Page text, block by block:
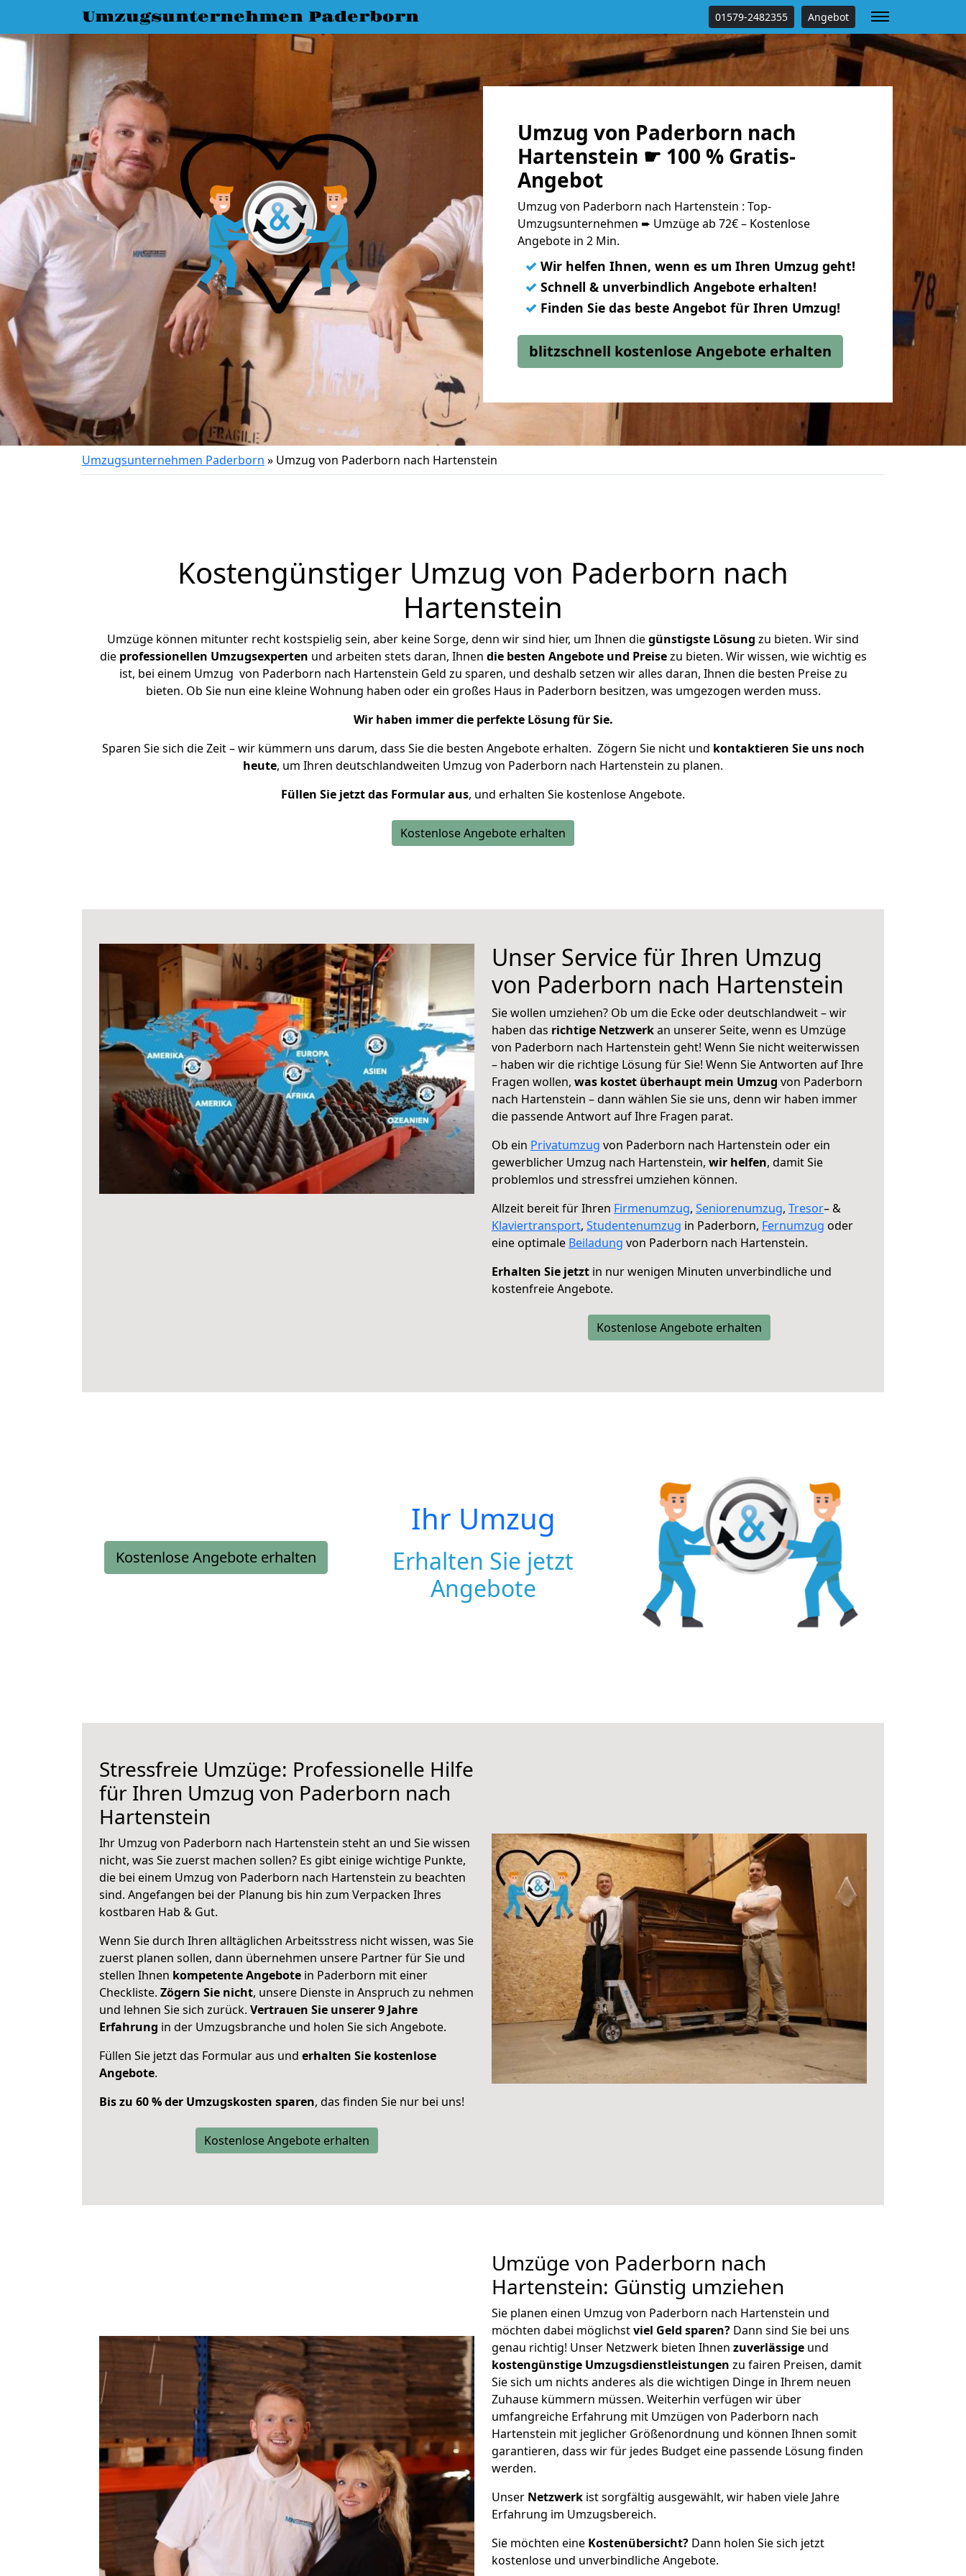
Umzugsunternehmen Paderborn 01579-2482355 Angebot
Umzug von Paderborn nach
Hartenstein ☛ 100 % Gratis-
Angebot
Umzug von Paderborn nach Hartenstein : Top-
Umzugsunternehmen ➨ Umzüge ab 72€ – Kostenlose
Angebote in 2 Min.
✓ Wir helfen Ihnen, wenn es um Ihren Umzug geht!
✓ Schnell & unverbindlich Angebote erhalten!
✓ Finden Sie das beste Angebot für Ihren Umzug!
blitzschnell kostenlose Angebote erhalten
Umzugsunternehmen Paderborn » Umzug von Paderborn nach Hartenstein
Kostengünstiger Umzug von Paderborn nach
Hartenstein
Umzüge können mitunter recht kostspielig sein, aber keine Sorge, denn wir sind hier, um Ihnen diegünstigste Lösung zu bieten. Wir sind
die professionellen Umzugsexperten und arbeiten stets daran, Ihnen die besten Angebote und Preisezu bieten. Wir wissen, wie wichtig es
ist, bei einem Umzug von Paderborn nach Hartenstein Geld zu sparen, und deshalb setzen wir alles daran, Ihnen die besten Preise zu
bieten. Ob Sie nun eine kleine Wohnung haben oder ein großes Haus in Paderborn besitzen, was umgezogen werden muss.
Wir haben immer die perfekte Lösung für Sie.
Sparen Sie sich die Zeit – wir kümmern uns darum, dass Sie die besten Angebote erhalten. Zögern Sie nicht und kontaktieren Sie uns noch
heute, um Ihren deutschlandweiten Umzug von Paderborn nach Hartenstein zu planen.
Füllen Sie jetzt das Formular aus, und erhalten Sie kostenlose Angebote.
Kostenlose Angebote erhalten
Unser Service für Ihren Umzug
von Paderborn nach Hartenstein
Sie wollen umziehen? Ob um die Ecke oder deutschlandweit – wir
haben das richtige Netzwerkan unserer Seite, wenn es Umzüge
von Paderborn nach Hartenstein geht! Wenn Sie nicht weiterwissen
– haben wir die richtige Lösung für Sie! Wenn Sie Antworten auf Ihre
Fragen wollen, was kostet überhaupt mein Umzug von Paderborn
nach Hartenstein – dann wählen Sie sie uns, denn wir haben immer
die passende Antwort auf Ihre Fragen parat.
Ob ein Privatumzug von Paderborn nach Hartenstein oder ein
gewerblicher Umzug nach Hartenstein, wir helfen, damit Sie
problemlos und stressfrei umziehen können.
Allzeit bereit für Ihren Firmenumzug, Seniorenumzug, Tresor– &
Klaviertransport, Studentenumzug in Paderborn, Fernumzug oder
eine optimale Beiladung von Paderborn nach Hartenstein.
Erhalten Sie jetzt in nur wenigen Minuten unverbindliche und
kostenfreie Angebote.
Kostenlose Angebote erhalten
Kostenlose Angebote erhalten
Ihr Umzug
Erhalten Sie jetzt
Angebote
Stressfreie Umzüge: Professionelle Hilfe
für Ihren Umzug von Paderborn nach
Hartenstein
Ihr Umzug von Paderborn nach Hartenstein steht an und Sie wissen
nicht, was Sie zuerst machen sollen? Es gibt einige wichtige Punkte,
die bei einem Umzug von Paderborn nach Hartenstein zu beachten
sind. Angefangen bei der Planung bis hin zum Verpacken Ihres
kostbaren Hab & Gut.
Wenn Sie durch Ihren alltäglichen Arbeitsstress nicht wissen, was Sie
zuerst planen sollen, dann übernehmen unsere Partner für Sie und
stellen Ihnen kompetente Angebote in Paderborn mit einer
Checkliste. Zögern Sie nicht, unsere Dienste in Anspruch zu nehmen
und lehnen Sie sich zurück. Vertrauen Sie unserer 9 Jahre
Erfahrung in der Umzugsbranche und holen Sie sich Angebote.
Füllen Sie jetzt das Formular aus und erhalten Sie kostenlose
Angebote.
Bis zu 60 % der Umzugskosten sparen, das finden Sie nur bei uns!
Kostenlose Angebote erhalten
Umzüge von Paderborn nach
Hartenstein: Günstig umziehen
Sie planen einen Umzug von Paderborn nach Hartenstein und
möchten dabei möglichstviel Geld sparen? Dann sind Sie bei uns
genau richtig! Unser Netzwerk bieten Ihnen zuverlässige und
kostengünstige Umzugsdienstleistungen zu fairen Preisen, damit
Sie sich um nichts anderes als die wichtigen Dinge in Ihrem neuen
Zuhause kümmern müssen. Weiterhin verfügen wir über
umfangreiche Erfahrung mit Umzügen von Paderborn nach
Hartenstein mit jeglicher Größenordnung und können Ihnen somit
garantieren, dass wir für jedes Budget eine passende Lösung finden
werden.
Unser Netzwerk ist sorgfältig ausgewählt, wir haben viele Jahre
Erfahrung im Umzugsbereich.
Sie möchten eine Kostenübersicht? Dann holen Sie sich jetzt
kostenlose und unverbindliche Angebote.